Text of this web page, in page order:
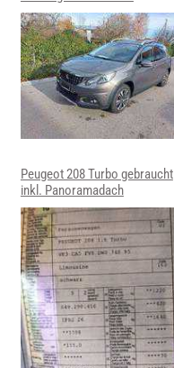
Peugeot 208 Turbo gebraucht
inkl. Panoramadach